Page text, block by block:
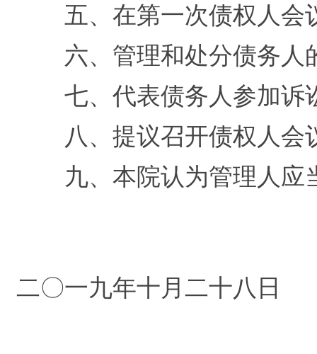
五、在第一次债权人会
六、管理和处分债务人
七、代表债务人参加诉
八、提议召开债权人会
九、本院认为管理人应
二〇一九年十月二十八日